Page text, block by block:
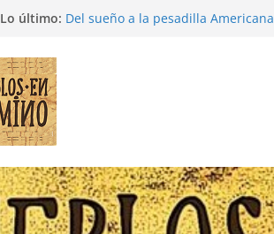
Lo último: Del sueño a la pesadilla Americana